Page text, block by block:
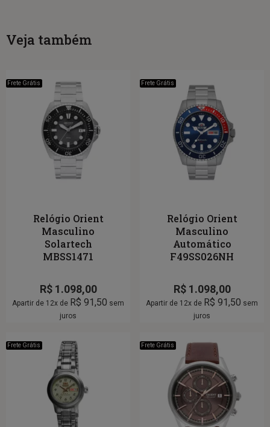
Veja também
Frete Grátis
Relógio Orient
Masculino
Solartech
MBSS1471
R$1.098,00
Apartir de 12x de R$ 91,50 sem
juros
Frete Grátis
Relógio Orient
Masculino
Automático
F49SS026NH
R$1.098,00
Apartir de 12x de R$ 91,50 sem
juros
Frete Grátis Frete Grátis